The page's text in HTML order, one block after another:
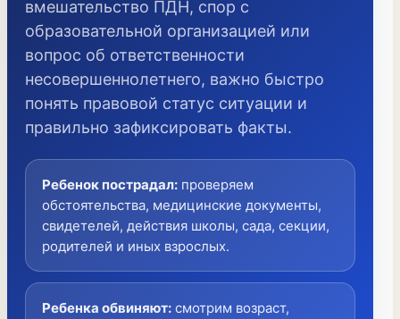
вмешательство ПДН, спор с
образовательной организацией или
вопрос об ответственности
несовершеннолетнего, важно быстро
понять правовой статус ситуации и
правильно зафиксировать факты.
Ребенок пострадал: проверяем
обстоятельства, медицинские документы,
свидетелей, действия школы, сада, секции,
родителей и иных взрослых.
Ребенка обвиняют: смотрим возраст,